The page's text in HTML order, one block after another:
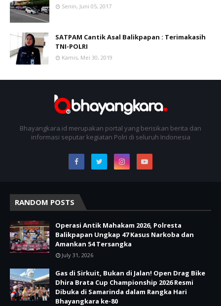
Senin, Juni 05, 2017
SATPAM Cantik Asal Balikpapan : Terimakasih
TNI-POLRI
Kamis, Mei 30, 2019
Bhayangkara.id merupakan portal yang berisikan berita dan
informasi seputar kegiatan Polri di seluruh Indonesia
RANDOM POSTS
Operasi Antik Mahakam 2026, Polresta
Balikpapan Ungkap 47 Kasus Narkoba dan
Amankan 54 Tersangka
July 31, 2026
Gas di Sirkuit, Bukan di Jalan! Open Drag Bike
Dhira Brata Cup Championship 2026 Resmi
Dibuka di Samarinda dalam Rangka Hari
Bhayangkara ke-80